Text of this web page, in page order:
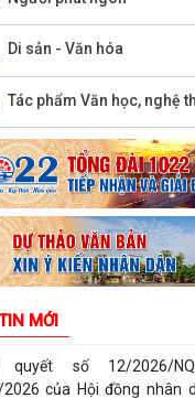
Di sản - Văn hóa
Tác phẩm Văn học, nghệ
MỚI
quyết số 12/2026/
2026 của Hội đồng nhân
về lệ phí...
dân thành phố Hải
đạo hoạt động hè xã tổ
báo kết quả kỳ họp
xã khóa II, nhiệm kỳ
quyết số 13 /2026/
2026 của HĐND thành phố
bỏ một số...